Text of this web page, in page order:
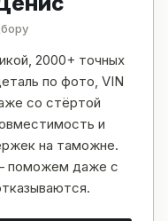
2000+ точных
по фото, VIN
со стёртой
и
на таможне.
поможем даже с